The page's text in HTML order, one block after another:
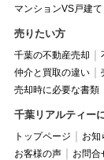
マンションVS戸建て
売りたい方
千葉の不動産売却
仲介と買取の違い
売却時に必要な書類
千葉リアルティー
トップページ お知
お客様の声
お問合